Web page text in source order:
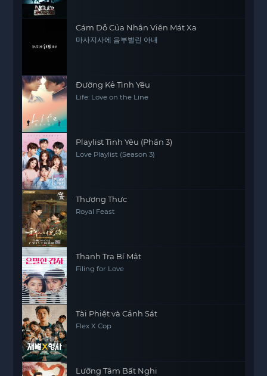
Cám Dỗ Của Nhân Viên Mát Xa
마사지사에 음부벌린 아내
Đường Kẻ Tình Yêu
Life: Love on the Line
Playlist Tình Yêu (Phần 3)
Love Playlist (Season 3)
Thượng Thực
Royal Feast
Thanh Tra Bí Mật
Filing for Love
Tài Phiệt và Cảnh Sát
Flex X Cop
Lưỡng Tâm Bất Nghi